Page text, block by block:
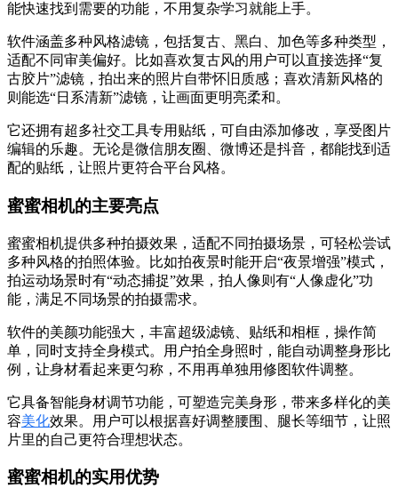
能快速找到需要的功能，不用复杂学习就能上手。
软件涵盖多种风格滤镜，包括复古、黑白、加色等多种类型，
适配不同审美偏好。比如喜欢复古风的用户可以直接选择“复
古胶片”滤镜，拍出来的照片自带怀旧质感；喜欢清新风格的
则能选“日系清新”滤镜，让画面更明亮柔和。
它还拥有超多社交工具专用贴纸，可自由添加修改，享受图片
编辑的乐趣。无论是微信朋友圈、微博还是抖音，都能找到适
配的贴纸，让照片更符合平台风格。
蜜蜜相机的主要亮点
蜜蜜相机提供多种拍摄效果，适配不同拍摄场景，可轻松尝试
多种风格的拍照体验。比如拍夜景时能开启“夜景增强”模式，
拍运动场景时有“动态捕捉”效果，拍人像则有“人像虚化”功
能，满足不同场景的拍摄需求。
软件的美颜功能强大，丰富超级滤镜、贴纸和相框，操作简
单，同时支持全身模式。用户拍全身照时，能自动调整身形比
例，让身材看起来更匀称，不用再单独用修图软件调整。
它具备智能身材调节功能，可塑造完美身形，带来多样化的美
容美化效果。用户可以根据喜好调整腰围、腿长等细节，让照
片里的自己更符合理想状态。
蜜蜜相机的实用优势